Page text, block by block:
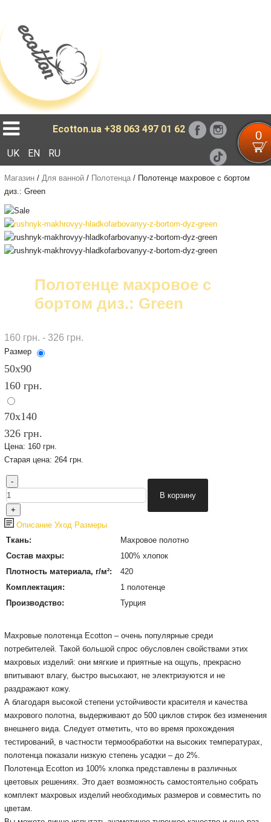
Ecotton.ua +38 063 497 01 62 0
UK EN RU
Магазин/ Для ванной/ Полотенца/ Полотенце махровое с бортом
диз.: Green
Полотенце махровое с
бортом диз.: Green
160 грн. - 326 грн.
Размер
50х90
160 грн.
70х140
326 грн.
Цена: 160 грн.
Старая цена: 264 грн.
Описание Уход Размеры
Ткань:
Махровое полотно
Состав махры:
100% хлопок
Плотность материала, г/м²:
420
Комплектация:
1 полотенце
Производство:
Турция
Махровые полотенца Ecotton – очень популярные среди
потребителей. Такой большой спрос обусловлен свойствами этих
махровых изделий: они мягкие и приятные на ощупь, прекрасно
впитывают влагу, быстро высыхают, не электризуются и не
раздражают кожу.
А благодаря высокой степени устойчивости красителя и качества
махрового полотна, выдерживают до 500 циклов стирок без изменения
внешнего вида. Следует отметить, что во время прохождения
тестирований, в частности термообработки на высоких температурах,
полотенца показали низкую степень усадки – до 2%.
Полотенца Ecotton из 100% хлопка представлены в различных
цветовых решениях. Это дает возможность самостоятельно собрать
комплект махровых изделий необходимых размеров и совместить по
цветам.